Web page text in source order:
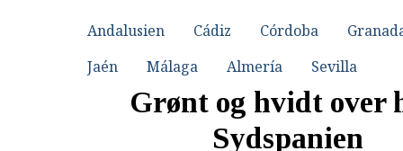
Andalusien Cádiz Córdoba
Jaén
Málaga Almería Sevilla
Grønt og hvidt over
Sydspanien